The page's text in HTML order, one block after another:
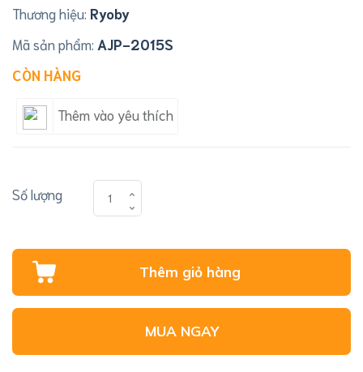
Thương hiệu: Ryoby
Mã sản phẩm: AJP-2015S
CÒN HÀNG
Thêm vào yêu thích
Số lượng
Thêm giỏ hàng
MUA NGAY